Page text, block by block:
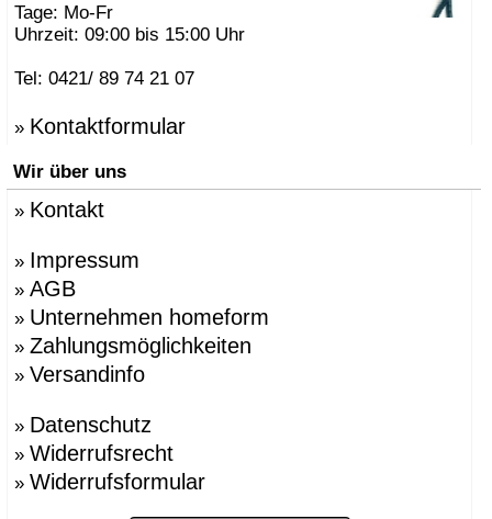
Tage: Mo-Fr
Uhrzeit: 09:00 bis 15:00 Uhr
Tel: 0421/ 89 74 21 07
» Kontaktformular
Wir über uns
» Kontakt
» Impressum
» AGB
» Unternehmen homeform
» Zahlungsmöglichkeiten
» Versandinfo
» Datenschutz
» Widerrufsrecht
» Widerrufsformular